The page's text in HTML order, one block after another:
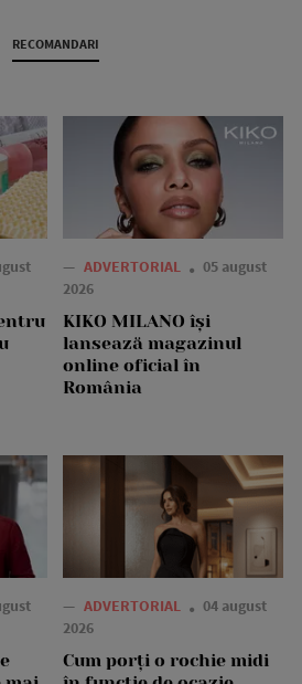
RECOMANDARI
— ADVERTORIAL
05 august
2026
KIKO MILANO își
lansează magazinul
online oficial în
România
— ADVERTORIAL
04 august
2026
Cum porți o rochie midi